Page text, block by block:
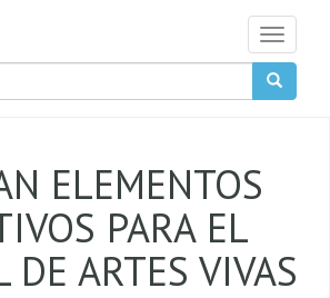
Toggle
ELEMENTOS
PARA EL
DE ARTES VIVAS